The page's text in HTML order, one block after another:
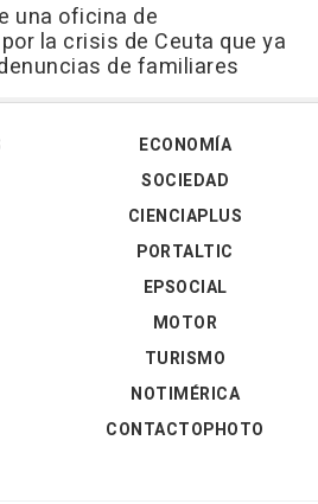
una oficina de
la crisis de Ceuta que ya
de familiares
ECONOMÍA
SOCIEDAD
CIENCIAPLUS
PORTALTIC
EPSOCIAL
MOTOR
TURISMO
NOTIMÉRICA
CONTACTOPHOTO